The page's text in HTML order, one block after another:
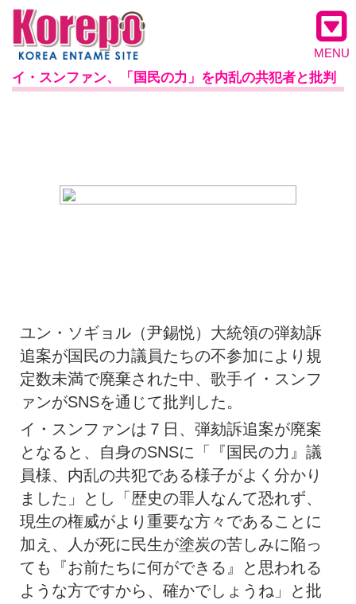
MENU
イ・スンファン、「国民の力」を内乱の共犯者と批判
ユン・ソギョル（尹錫悦）大統領の弾劾訴
追案が国民の力議員たちの不参加により規
定数未満で廃棄された中、歌手イ・スンフ
ァンがSNSを通じて批判した。
イ・スンファンは７日、弾劾訴追案が廃案
となると、自身のSNSに「『国民の力』議
員様、内乱の共犯である様子がよく分かり
ました」とし「歴史の罪人なんて恐れず、
現生の権威がより重要な方々であることに
加え、人が死に民生が塗炭の苦しみに陥っ
ても『お前たちに何ができる』と思われる
ような方ですから、確かでしょうね」と批